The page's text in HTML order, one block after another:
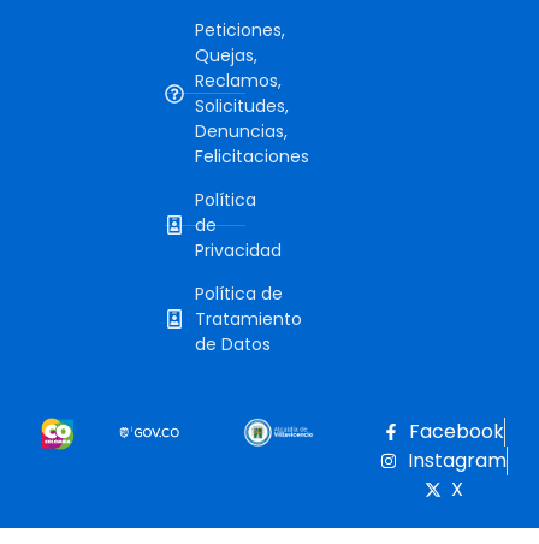
Peticiones,
Quejas,
Reclamos,
Solicitudes,
Denuncias,
Felicitaciones
Política
de
Privacidad
Política de
Tratamiento
de Datos
Facebook
Instagram
X